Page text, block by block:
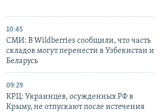
10:45
СМИ: В Wildberries сообщили, что часть
складов могут перенести в Узбекистан и
Беларусь
09:29
КРЦ: Украинцев, осужденных РФ в
Крыму, не отпускают после истечения